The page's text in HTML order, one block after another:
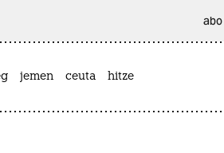
abo
jemen ceuta hitze